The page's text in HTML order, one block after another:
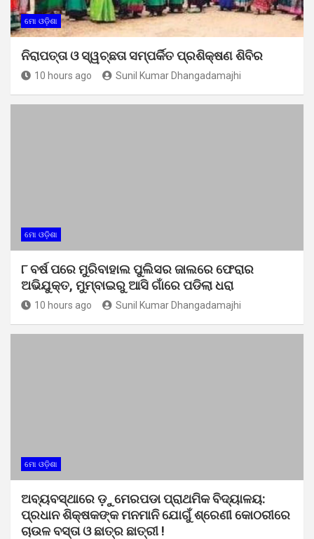
ମୋ ଓଡ଼ିଶା
ନିରାପତ୍ତା ଓ ସ୍ୱଚ୍ଛତା ସମ୍ପର୍କିତ ପ୍ରଶିକ୍ଷଣ ଶିବିର
10 hours ago Sunil Kumar Dhangadamajhi
ମୋ ଓଡ଼ିଶା
୮ ବର୍ଷ ପରେ ମୁରିବାହାଲ ପୁଲିସର ଜାଲରେ ଫେରାର
ଅଭିଯୁକ୍ତ, ମୁମ୍ବାଇରୁ ଆସି ଗାଁରେ ପଡିଲା ଧରା
10 hours ago Sunil Kumar Dhangadamajhi
ମୋ ଓଡ଼ିଶା
ଅବ୍ୟବସ୍ଥାରେ ଡ଼ୁମେରପଡା ପ୍ରାଥମିକ ବିଦ୍ୟାଳୟ:
ପ୍ରଧାନ ଶିକ୍ଷକଙ୍କ ମନମାନି ଯୋଗୁଁ ଶ୍ରେଣୀ କୋଠରୀରେ
ଚାଉଳ ବସ୍ତା ଓ ଛାତ୍ର ଛାତ୍ରୀ !